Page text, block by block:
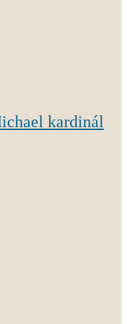
kardinál